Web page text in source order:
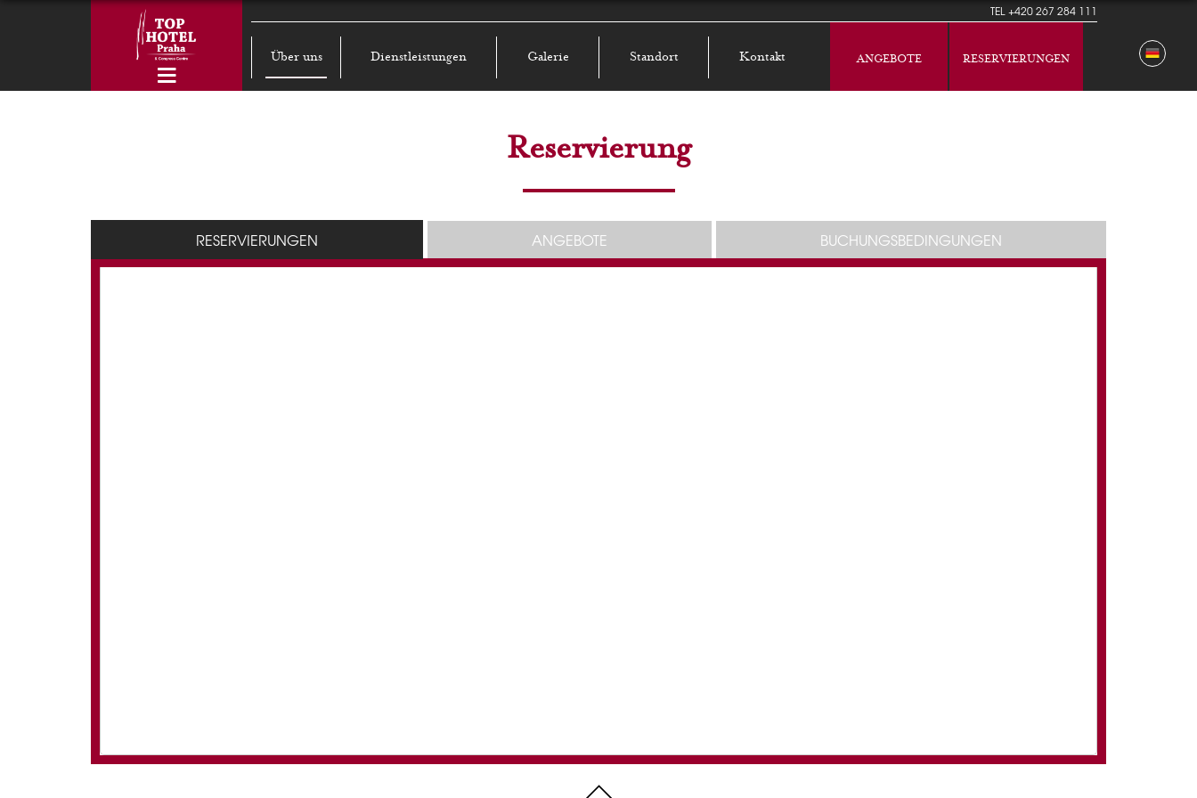
TEL+420 267 284 111
Über uns Dienstleistungen Galerie Standort Kontakt ANGEBOTE RESERVIERUNGEN
Reservierung
RESERVIERUNGEN ANGEBOTE BUCHUNGSBEDINGUNGEN